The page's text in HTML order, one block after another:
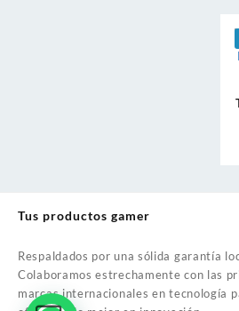
Tus productos gamer
Respaldados por una sólida garantía
Colaboramos estrechamente con las
marcas internacionales en tecnología